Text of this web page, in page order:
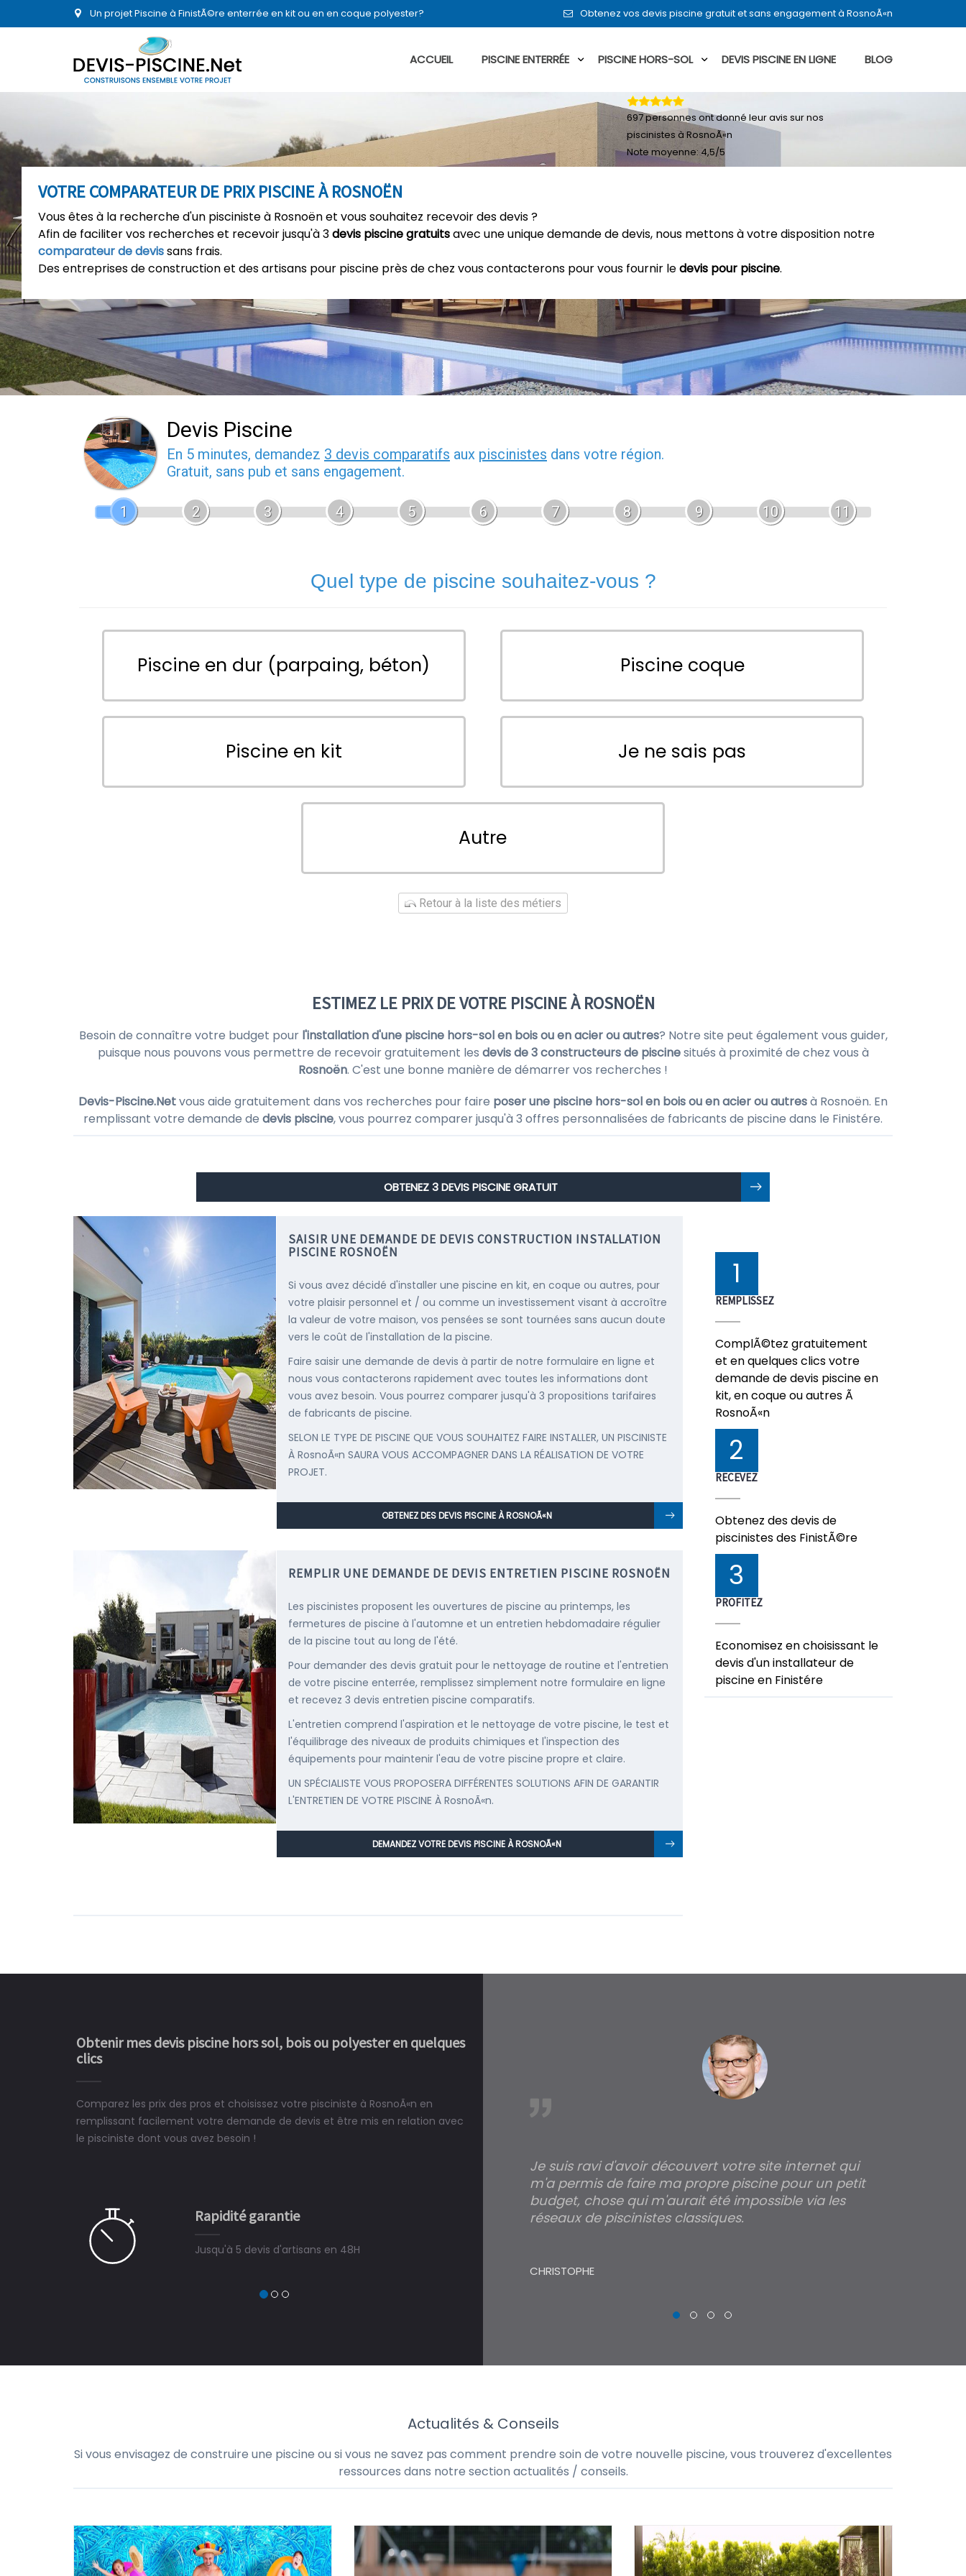
Un projet Piscine à FinistÃ©re enterrée en kit ou en en coque polyester? Obtenez vos devis piscine gratuit et sans engagement à RosnoÃ«n
ACCUEIL PISCINE ENTERRÉE PISCINE HORS-SOL DEVIS PISCINE EN LIGNE BLOG
VOTRE COMPARATEUR DE PRIX PISCINE À ROSNOËN
Vous êtes à la recherche d'un pisciniste à Rosnoën et vous souhaitez recevoir des devis ?
Afin de faciliter vos recherches et recevoir jusqu'à 3devis piscine gratuitsavec une unique demande de devis, nous mettons à votre disposition notre
comparateur de devissans frais.
Des entreprises de construction et des artisans pour piscine près de chez vous contacterons pour vous fournir ledevis pour piscine.
697personnes ont donné leuravis sur nos
piscinistes à RosnoÃ«n
Note moyenne:4,5/5
Devis Piscine
En 5 minutes, demandez 3 devis comparatifs aux piscinistes dans votre région.
Gratuit, sans pub et sans engagement.
1 2 3 4 5 6 7 8 9 10 11
Quel type de piscine souhaitez-vous ?
Piscine en dur (parpaing, béton) Piscine coque
Piscine en kit Je ne sais pas
Autre
Retour à la liste des métiers
ESTIMEZ LE PRIX DE VOTRE PISCINE À ROSNOËN
Besoin de connaître votre budget pour l'installation d'une piscine hors-sol en bois ou en acier ou autres? Notre site peut également vous guider,
puisque nous pouvons vous permettre de recevoir gratuitement les devis de 3 constructeurs de piscinesitués à proximité de chez vous à
Rosnoën. C'est une bonne manière de démarrer vos recherches !
Devis-Piscine.Netvous aide gratuitement dans vos recherches pour faire poser une piscine hors-sol en bois ou en acier ou autresà Rosnoën. En
remplissant votre demande de devis piscine, vous pourrez comparer jusqu'à 3 offres personnalisées de fabricants de piscine dans le Finistére.
OBTENEZ 3 DEVIS PISCINE GRATUIT
SAISIR UNE DEMANDE DE DEVIS CONSTRUCTION INSTALLATION
PISCINE ROSNOËN
Si vous avez décidé d'installer une piscine en kit, en coque ou autres, pour
votre plaisir personnel et / ou comme un investissement visant à accroître
la valeur de votre maison, vos pensées se sont tournées sans aucun doute
vers le coût de l'installation de la piscine.
Faire saisir une demande de devis à partir de notre formulaire en ligne et
nous vous contacterons rapidement avec toutes les informations dont
vous avez besoin. Vous pourrez comparer jusqu'à 3 propositions tarifaires
de fabricants de piscine.
SELON LE TYPE DE PISCINE QUE VOUS SOUHAITEZ FAIRE INSTALLER, UN PISCINISTE
À RosnoÃ«n SAURA VOUS ACCOMPAGNER DANS LA RÉALISATION DE VOTRE
PROJET.
OBTENEZ DES DEVIS PISCINE À ROSNOÃ«N
REMPLIR UNE DEMANDE DE DEVIS ENTRETIEN PISCINE ROSNOËN
Les piscinistes proposent les ouvertures de piscine au printemps, les
fermetures de piscine à l'automne et un entretien hebdomadaire régulier
de la piscine tout au long de l'été.
Pour demander des devis gratuit pour le nettoyage de routine et l'entretien
de votre piscine enterrée, remplissez simplement notre formulaire en ligne
et recevez 3 devis entretien piscine comparatifs.
L'entretien comprend l'aspiration et le nettoyage de votre piscine, le test et
l'équilibrage des niveaux de produits chimiques et l'inspection des
équipements pour maintenir l'eau de votre piscine propre et claire.
UN SPÉCIALISTE VOUS PROPOSERA DIFFÉRENTES SOLUTIONS AFIN DE GARANTIR
L'ENTRETIEN DE VOTRE PISCINE À RosnoÃ«n.
DEMANDEZ VOTRE DEVIS PISCINE À ROSNOÃ«N
1
REMPLISSEZ
ComplÃ©tez gratuitement
et en quelques clics votre
demande de devis piscine en
kit, en coque ou autres Ã
RosnoÃ«n
2
RECEVEZ
Obtenez des devis de
piscinistes des FinistÃ©re
3
PROFITEZ
Economisez en choisissant le
devis d'un installateur de
piscine en Finistére
Obtenir mes devis piscine hors sol, bois ou polyester en quelques
clics
Comparez les prix des pros et choisissez votre pisciniste à RosnoÃ«n en
remplissant facilement votre demande de devis et être mis en relation avec
le pisciniste dont vous avez besoin !
Rapidité garantie
Jusqu'à 5 devis d'artisans en 48H
ne peut plus s'en passer.
Le rêve devient enfin réalité, une piscine est bien
construit chez moi.
Je suis ravi d'avoir découvert votre site internet qui
m'a permis de faire ma propre piscine pour un petit
budget, chose qui m'aurait été impossible via les
réseaux de piscinistes classiques.
CHRISTOPHE
Actualités & Conseils
Si vous envisagez de construire une piscine ou si vous ne savez pas comment prendre soin de votre nouvelle piscine, vous trouverez d'excellentes
ressources dans notre section actualités / conseils.